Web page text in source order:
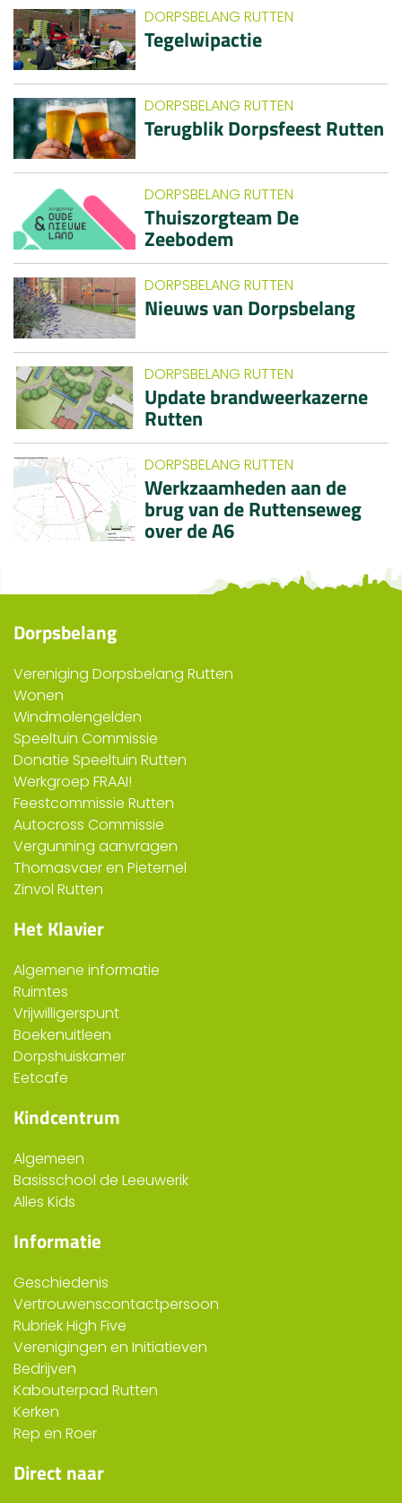
DORPSBELANG RUTTEN
Tegelwipactie
DORPSBELANG RUTTEN
Terugblik Dorpsfeest Rutten
DORPSBELANG RUTTEN
Thuiszorgteam De
Zeebodem
DORPSBELANG RUTTEN
Nieuws van Dorpsbelang
DORPSBELANG RUTTEN
Update brandweerkazerne
Rutten
DORPSBELANG RUTTEN
Werkzaamheden aan de
brug van de Ruttenseweg
over de A6
Dorpsbelang
Vereniging Dorpsbelang Rutten
Wonen
Windmolengelden
Speeltuin Commissie
Donatie Speeltuin Rutten
Werkgroep FRAAI!
Feestcommissie Rutten
Autocross Commissie
Vergunning aanvragen
Thomasvaer en Pieternel
Zinvol Rutten
Het Klavier
Algemene informatie
Ruimtes
Vrijwilligerspunt
Boekenuitleen
Dorpshuiskamer
Eetcafe
Kindcentrum
Algemeen
Basisschool de Leeuwerik
Alles Kids
Informatie
Geschiedenis
Vertrouwenscontactpersoon
Rubriek High Five
Verenigingen en Initiatieven
Bedrijven
Kabouterpad Rutten
Kerken
Rep en Roer
Direct naar